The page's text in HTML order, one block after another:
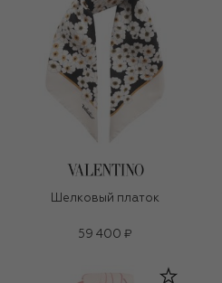
Шелковый платок
59 400 ₽